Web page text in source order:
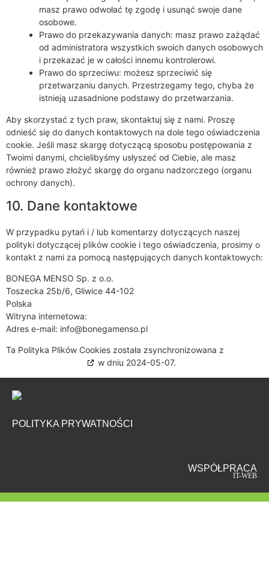
masz prawo odwołać tę zgodę i usunąć swoje dane
osobowe.
Prawo do przekazywania danych: masz prawo zażądać
od administratora wszystkich swoich danych osobowych
i przekazać je w całości innemu kontrolerowi.
Prawo do sprzeciwu: możesz sprzeciwić się
przetwarzaniu danych. Przestrzegamy tego, chyba że
istnieją uzasadnione podstawy do przetwarzania.
Aby skorzystać z tych praw, skontaktuj się z nami. Proszę
odnieść się do danych kontaktowych na dole tego oświadczenia
cookie. Jeśli masz skargę dotyczącą sposobu postępowania z
Twoimi danymi, chcielibyśmy usłyszeć od Ciebie, ale masz
również prawo złożyć skargę do organu nadzorczego (organu
ochrony danych).
10. Dane kontaktowe
W przypadku pytań i / lub komentarzy dotyczących naszej
polityki dotyczącej plików cookie i tego oświadczenia, prosimy o
kontakt z nami za pomocą następujących danych kontaktowych:
BONEGA MENSO Sp. z o.o.
Toszecka 25b/6, Gliwice 44-102
Polska
Witryna internetowa:
Adres e-mail: info@bonegamenso.pl
Ta Polityka Plików Cookies została zsynchronizowana z
w dniu 2024-05-07.
POLITYKA PRYWATNOŚCI
WSPÓŁPRACA
IT-WEB